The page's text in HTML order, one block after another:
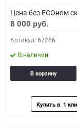
Цена без ECOном
8 000 руб.
Артикул: 67286
В наличии
В корзину